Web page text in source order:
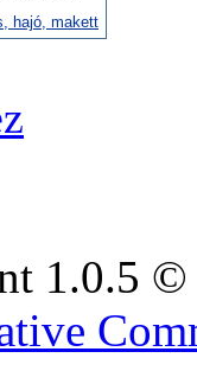
hajó, makett
1.0.5